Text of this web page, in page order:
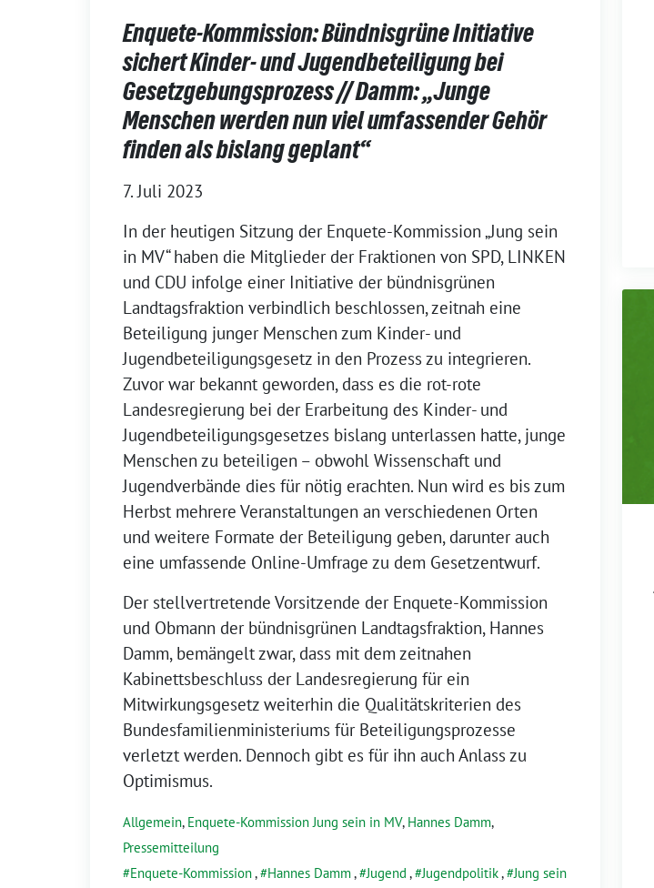
Enquete-Kommission: Bündnisgrüne Initiative
sichert Kinder- und Jugendbeteiligung bei
Gesetzgebungsprozess // Damm: „Junge
Menschen werden nun viel umfassender Gehör
finden als bislang geplant“
7. Juli 2023
In der heutigen Sitzung der Enquete-Kommission „Jung sein
in MV“ haben die Mitglieder der Fraktionen von SPD, LINKEN
und CDU infolge einer Initiative der bündnisgrünen
Landtagsfraktion verbindlich beschlossen, zeitnah eine
Beteiligung junger Menschen zum Kinder- und
Jugendbeteiligungsgesetz in den Prozess zu integrieren.
Zuvor war bekannt geworden, dass es die rot-rote
Landesregierung bei der Erarbeitung des Kinder- und
Jugendbeteiligungsgesetzes bislang unterlassen hatte, junge
Menschen zu beteiligen – obwohl Wissenschaft und
Jugendverbände dies für nötig erachten. Nun wird es bis zum
Herbst mehrere Veranstaltungen an verschiedenen Orten
und weitere Formate der Beteiligung geben, darunter auch
eine umfassende Online-Umfrage zu dem Gesetzentwurf.
Der stellvertretende Vorsitzende der Enquete-Kommission
und Obmann der bündnisgrünen Landtagsfraktion, Hannes
Damm, bemängelt zwar, dass mit dem zeitnahen
Kabinettsbeschluss der Landesregierung für ein
Mitwirkungsgesetz weiterhin die Qualitätskriterien des
Bundesfamilienministeriums für Beteiligungsprozesse
verletzt werden. Dennoch gibt es für ihn auch Anlass zu
Optimismus.
Allgemein, Enquete-Kommission Jung sein in MV, Hannes Damm,
Pressemitteilung
Enquete-Kommission, Hannes Damm, Jugend , Jugendpolitik, Jung sein